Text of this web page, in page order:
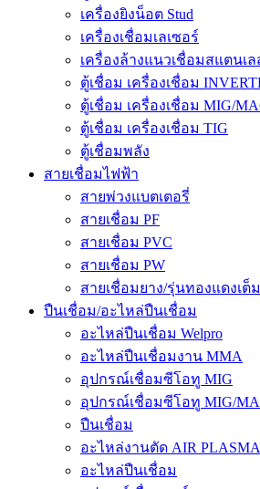
เครื่องยิงน็อต Stud
เครื่องเชื่อมเลเซอร์
เครื่องล้างแนวเชื่อมสแตนเล
ตู้เชื่อม เครื่องเชื่อม
ตู้เชื่อม เครื่องเชื่อม MIG/
ตู้เชื่อม เครื่องเชื่อม TIG
ตู้เชื่อมพลัง
สายเชื่อมไฟฟ้า
สายพ่วงแบตเตอรี่
สายเชื่อม PF
สายเชื่อม PVC
สายเชื่อม PW
สายเชื่อมยาง/รุ่นทองแดงเต็ม
ปืนเชื่อม/อะไหล่ปืนเชื่อม
อะไหล่ปืนเชื่อม Welpro
อะไหล่ปืนเชื่อมงาน MMA
อุปกรณ์เชื่อมซีโอทู MIG
อุปกรณ์เชื่อมซีโอทู MIG/
ปืนเชื่อม
อะไหล่งานตัด AIR PLASMA
อะไหล่ปืนเชื่อม